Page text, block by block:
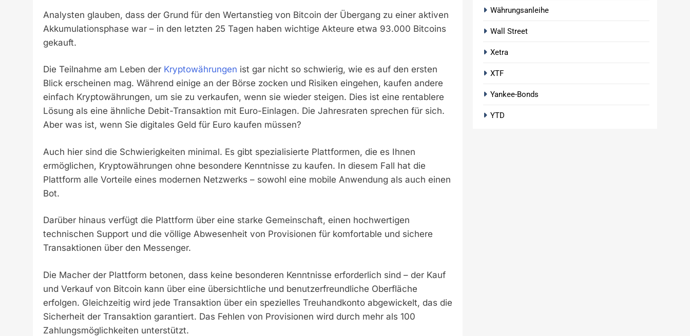
Analysten glauben, dass der Grund für den Wertanstieg von Bitcoin der Übergang zu einer aktiven
Akkumulationsphase war – in den letzten 25 Tagen haben wichtige Akteure etwa 93.000 Bitcoins
gekauft.
Die Teilnahme am Leben der Kryptowährungen ist gar nicht so schwierig, wie es auf den ersten
Blick erscheinen mag. Während einige an der Börse zocken und Risiken eingehen, kaufen andere
einfach Kryptowährungen, um sie zu verkaufen, wenn sie wieder steigen. Dies ist eine rentablere
Lösung als eine ähnliche Debit-Transaktion mit Euro-Einlagen. Die Jahresraten sprechen für sich.
Aber was ist, wenn Sie digitales Geld für Euro kaufen müssen?
Auch hier sind die Schwierigkeiten minimal. Es gibt spezialisierte Plattformen, die es Ihnen
ermöglichen, Kryptowährungen ohne besondere Kenntnisse zu kaufen. In diesem Fall hat die
Plattform alle Vorteile eines modernen Netzwerks – sowohl eine mobile Anwendung als auch einen
Bot.
Darüber hinaus verfügt die Plattform über eine starke Gemeinschaft, einen hochwertigen
technischen Support und die völlige Abwesenheit von Provisionen für komfortable und sichere
Transaktionen über den Messenger.
Die Macher der Plattform betonen, dass keine besonderen Kenntnisse erforderlich sind – der Kauf
und Verkauf von Bitcoin kann über eine übersichtliche und benutzerfreundliche Oberfläche
erfolgen. Gleichzeitig wird jede Transaktion über ein spezielles Treuhandkonto abgewickelt, das die
Sicherheit der Transaktion garantiert. Das Fehlen von Provisionen wird durch mehr als 100
Zahlungsmöglichkeiten unterstützt.
Währungsanleihe
Wall Street
Xetra
XTF
Yankee-Bonds
YTD